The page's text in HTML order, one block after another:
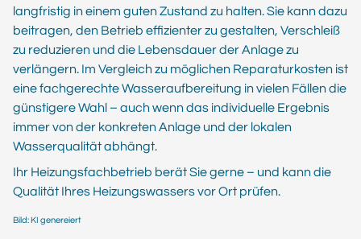
langfristig in einem guten Zustand zu halten. Sie kann dazu
beitragen, den Betrieb effizienter zu gestalten, Verschleiß
zu reduzieren und die Lebensdauer der Anlage zu
verlängern. Im Vergleich zu möglichen Reparaturkosten ist
eine fachgerechte Wasseraufbereitung in vielen Fällen die
günstigere Wahl – auch wenn das individuelle Ergebnis
immer von der konkreten Anlage und der lokalen
Wasserqualität abhängt.
Ihr Heizungsfachbetrieb berät Sie gerne – und kann die
Qualität Ihres Heizungswassers vor Ort prüfen.
Bild: KI genereiert